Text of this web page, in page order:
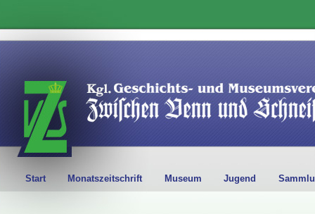
Start Monatszeitschrift Museum Jugend